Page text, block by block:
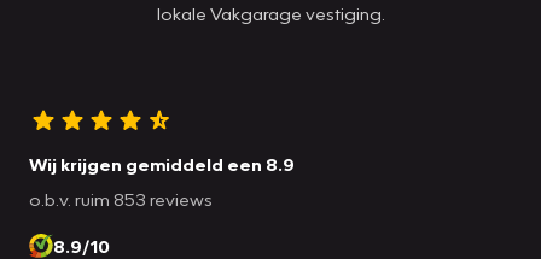
lokale Vakgarage vestiging.
Wij krijgen gemiddeld een 8.9
o.b.v. ruim 853 reviews
8.9/10